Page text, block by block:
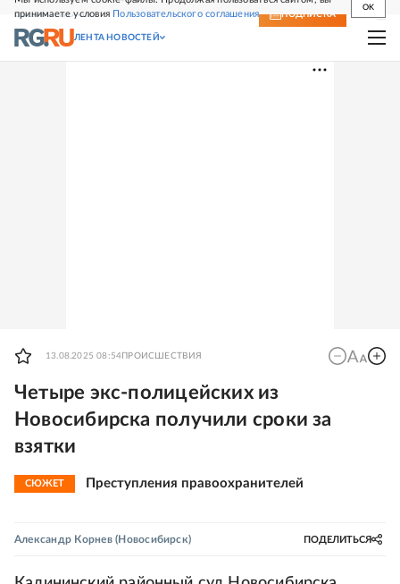
принимаете условия Пользовательского соглашения
OK
СВЕЖИЙ НОМЕР ПОДПИСКА
ЛЕНТА НОВОСТЕЙ
13.08.2025 08:54 ПРОИСШЕСТВИЯ
Четыре экс-полицейских из
Новосибирска получили сроки за
взятки
СЮЖЕТ Преступления правоохранителей
Александр Корнев(Новосибирск) ПОДЕЛИТЬСЯ